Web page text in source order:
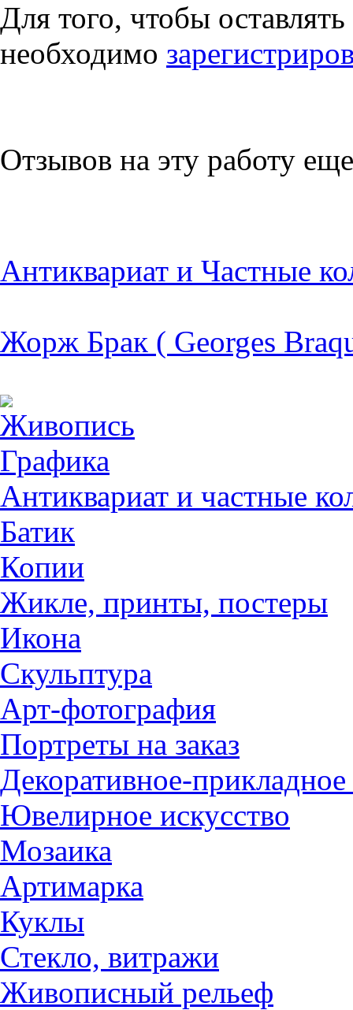
Для того, чтобы
необходимо
Отзывов на эту работу
Антиквариат и Частные
Жорж Брак ( Georges
Живопись
Графика
Антиквариат и частные
Батик
Копии
Жикле, принты, постеры
Икона
Скульптура
Арт-фотография
Портреты на заказ
Декоративное-прикладное
Ювелирное искусство
Мозаика
Артимарка
Куклы
Стекло, витражи
Живописный рельеф